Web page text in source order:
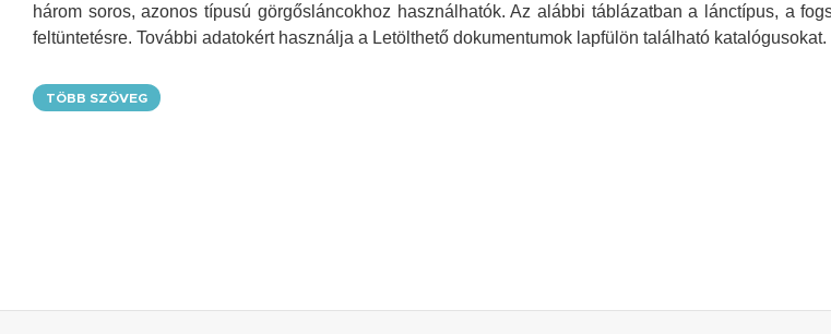
három soros, azonos típusú görgősláncokhoz használhatók. Az alábbi táblázatban a lánctípus, a
feltüntetésre. További adatokért használja a Letölthető dokumentumok lapfülön található katalógusokat.
TÖBB SZÖVEG